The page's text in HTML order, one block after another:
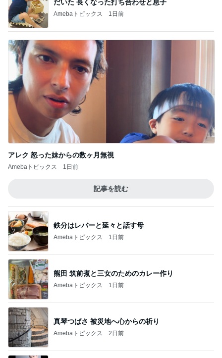
だいた 長くなった打ち合わせと息子
Amebaトピックス 1日前
アレク 怒った妹からの数ヶ月無視
Amebaトピックス 1日前
記事を読む
鉄分はレバーと延々と話す母
Amebaトピックス 1日前
熊田 筑前煮と三女のためのカレー作り
Amebaトピックス 1日前
真琴つばさ 被災地へ心からの祈り
Amebaトピックス 2日前